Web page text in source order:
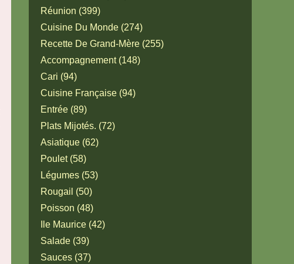
Réunion (399)
Cuisine Du Monde (274)
Recette De Grand-Mère (255)
Accompagnement (148)
Cari (94)
Cuisine Française (94)
Entrée (89)
Plats Mijotés. (72)
Asiatique (62)
Poulet (58)
Légumes (53)
Rougail (50)
Poisson (48)
Ile Maurice (42)
Salade (39)
Sauces (37)